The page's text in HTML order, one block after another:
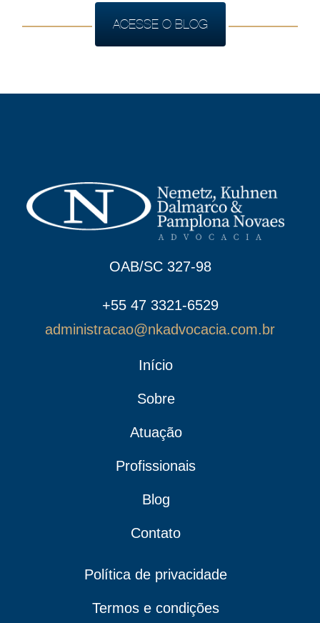
ACESSE O BLOG
OAB/SC 327-98
+55 47 3321-6529
administracao@nkadvocacia.com.br
Início
Sobre
Atuação
Profissionais
Blog
Contato
Política de privacidade
Termos e condições